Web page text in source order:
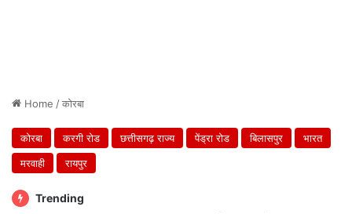
Home /कोरबा
कोरबा करगी रोड छत्तीसगढ़ राज्य पेंड्रा रोड बिलासपुर
भारत
मरवाही
रायपुर
Trending